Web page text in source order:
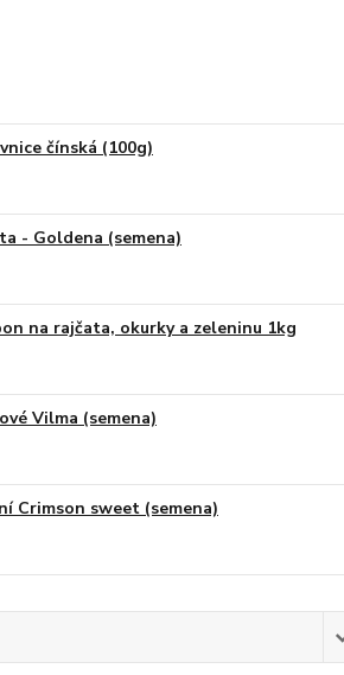
čínská (100g)
- Goldena (semena)
na rajčata, okurky a zeleninu 1kg
Vilma (semena)
Crimson sweet (semena)